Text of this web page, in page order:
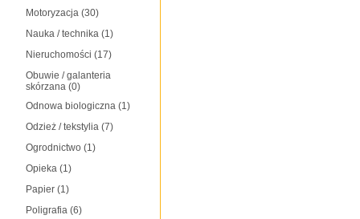
Motoryzacja (30)
Nauka / technika (1)
Nieruchomości (17)
Obuwie / galanteria
skórzana (0)
Odnowa biologiczna (1)
Odzież / tekstylia (7)
Ogrodnictwo (1)
Opieka (1)
Papier (1)
Poligrafia (6)